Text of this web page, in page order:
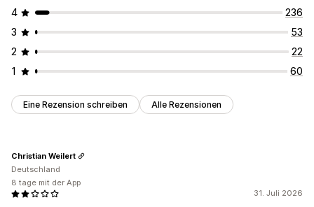
4
236
3
53
2
22
1
60
Eine Rezension schreiben Alle Rezensionen
31. Juli 2026
Christian Weilert
Deutschland
8 tage mit der App